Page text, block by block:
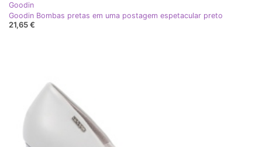
Goodin
Goodin Bombas pretas em uma postagem espetacular preto
21,65 €